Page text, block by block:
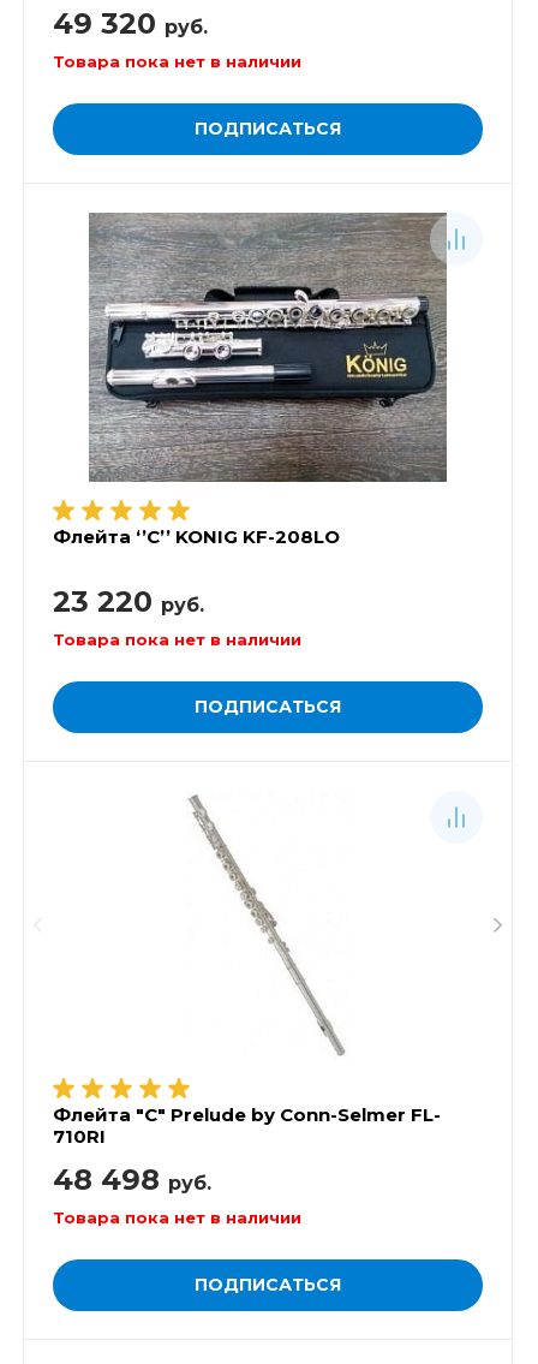
49 320 руб.
Товара пока нет в наличии
ПОДПИСАТЬСЯ
Флейта ‘’C’’ KONIG KF-208LO
23 220 руб.
Товара пока нет в наличии
ПОДПИСАТЬСЯ
Флейта "C" Prelude by Conn-Selmer FL-
710RI
48 498 руб.
Товара пока нет в наличии
ПОДПИСАТЬСЯ